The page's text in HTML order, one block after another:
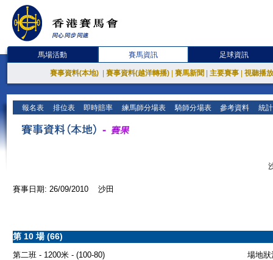
馬場活動 賽馬資訊 足球資訊
賽事資料(本地) 賽事資料(越洋轉播) 賽馬新聞 主要賽事 視聽播
報名表 排位表 即時賠率 練馬師分場表 騎師分場表 參考資料 統
賽事日期: 26/09/2010 沙田
第 10 場 (66)
第二班 - 1200米 - (100-80)
場地